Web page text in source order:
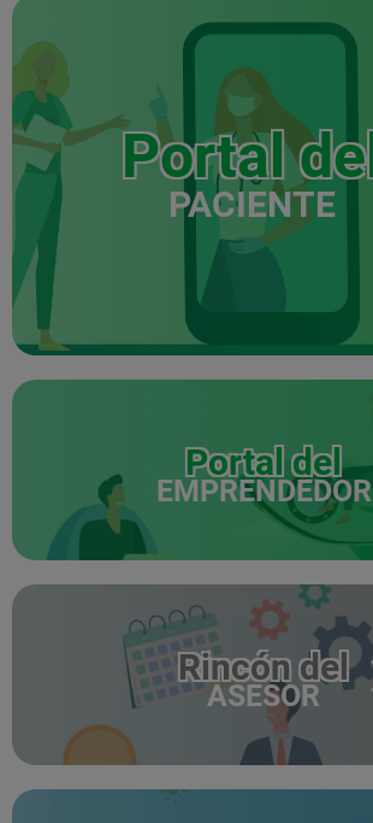
Portal del
PACIENTE
Portal del
EMPRENDEDOR
Rincón del
ASESOR